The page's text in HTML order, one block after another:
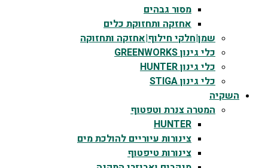
מסור גבהים
אחזקה ותחזוקת כלים
שמן|חלקי חילוף|אחזקה ותחזוקה
כלי גינון GREENWORKS
כלי גינון HUNTER
כלי גינון STIGA
השקיה
המטרה צנרת וטפטוף
HUNTER
צינורות עיוריים להולכת מים
צינורות טיפטוף